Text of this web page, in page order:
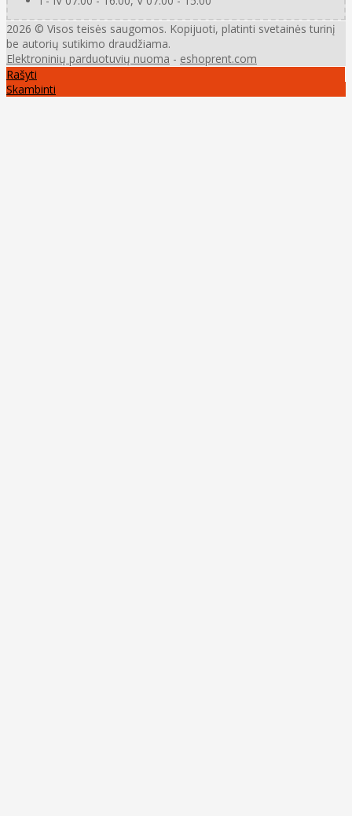
2026 © Visos teisės saugomos. Kopijuoti, platinti svetainės turinį
be autorių sutikimo draudžiama.
Elektroninių parduotuvių nuoma - eshoprent.com
Rašyti
Skambinti